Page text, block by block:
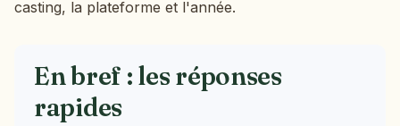
casting, la plateforme et l'année.
En bref : les réponses
rapides